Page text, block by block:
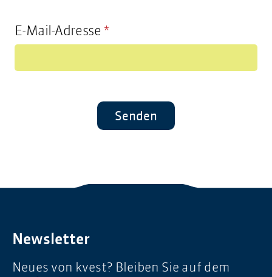
E-Mail-Adresse *
Senden
Newsletter
Neues von kvest? Bleiben Sie auf dem